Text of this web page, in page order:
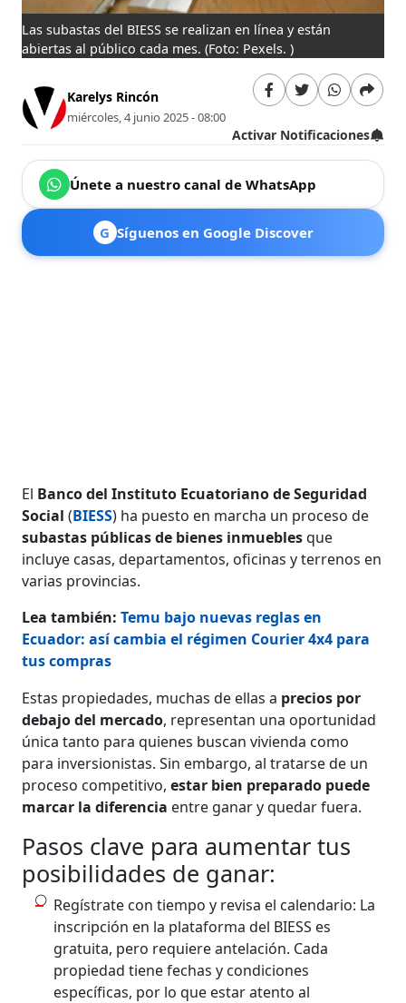
Las subastas del BIESS se realizan en línea y están
abiertas al público cada mes. (Foto: Pexels. )
Karelys Rincón
miércoles, 4 junio 2025 - 08:00
Activar Notificaciones
Únete a nuestro canal de WhatsApp
G Síguenos en Google Discover
El Banco del Instituto Ecuatoriano de Seguridad
Social(BIESS) ha puesto en marcha un proceso de
subastas públicas de bienes inmueblesque
incluye casas, departamentos, oficinas y terrenos en
varias provincias.
Lea también:Temu bajo nuevas reglas en
Ecuador: así cambia el régimen Courier 4x4 para
tus compras
Estas propiedades, muchas de ellas a precios por
debajo del mercado, representan una oportunidad
única tanto para quienes buscan vivienda como
para inversionistas. Sin embargo, al tratarse de un
proceso competitivo,estar bien preparado puede
marcar la diferencia entre ganar y quedar fuera.
Pasos clave para aumentar tus
posibilidades de ganar:
Regístrate con tiempo y revisa el calendario: La
inscripción en la plataforma del BIESS es
gratuita, pero requiere antelación. Cada
propiedad tiene fechas y condiciones
específicas, por lo que estar atento al